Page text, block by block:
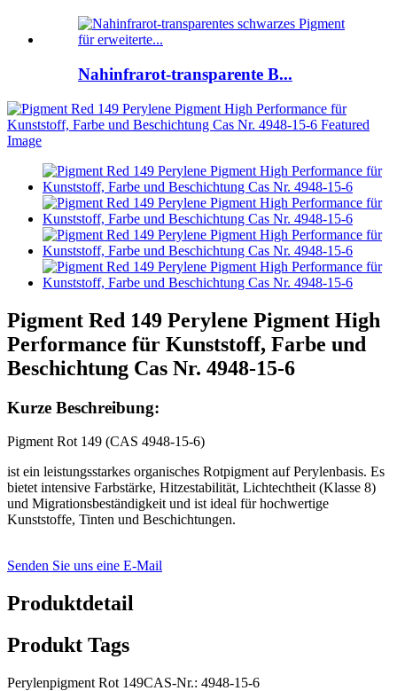
Nahinfrarot-transparente B...
Pigment Red 149 Perylene Pigment High
Performance für Kunststoff, Farbe und
Beschichtung Cas Nr. 4948-15-6
Kurze Beschreibung:
Pigment Rot 149 (CAS 4948-15-6)
ist ein leistungsstarkes organisches Rotpigment auf Perylenbasis. Es
bietet intensive Farbstärke, Hitzestabilität, Lichtechtheit (Klasse 8)
und Migrationsbeständigkeit und ist ideal für hochwertige
Kunststoffe, Tinten und Beschichtungen.
Senden Sie uns eine E-Mail
Produktdetail
Produkt Tags
Perylenpigment Rot 149CAS-Nr.: 4948-15-6